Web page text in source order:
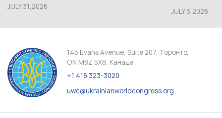
JULY 31,2026
JULY 3,2026
145 Evans Avenue, Suite 207, Торонто,
ON M8Z 5X8, Канада
+1 416 323-3020
uwc@ukrainianworldcongress.org